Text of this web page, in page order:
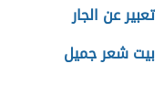
تعبير عن الجار
بيت شعر جميل